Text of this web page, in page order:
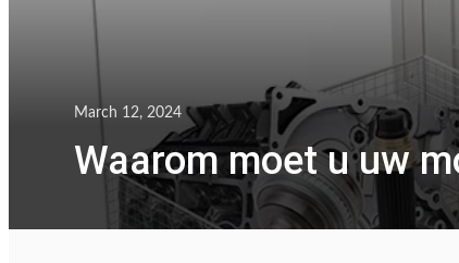
March 12, 2024
Waarom moet u uw